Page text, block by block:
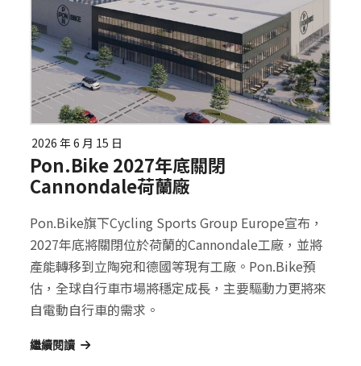
2026 年 6 月 15 日
Pon.Bike 2027年底關閉
Cannondale荷蘭廠
Pon.Bike旗下Cycling Sports Group Europe宣布，
2027年底將關閉位於荷蘭的Cannondale工廠，並將
產能轉移到立陶宛和德國等現有工廠。Pon.Bike預
估，全球自行車市場將穩定成長，主要驅動力更將來
自電動自行車的需求。
繼續閱讀